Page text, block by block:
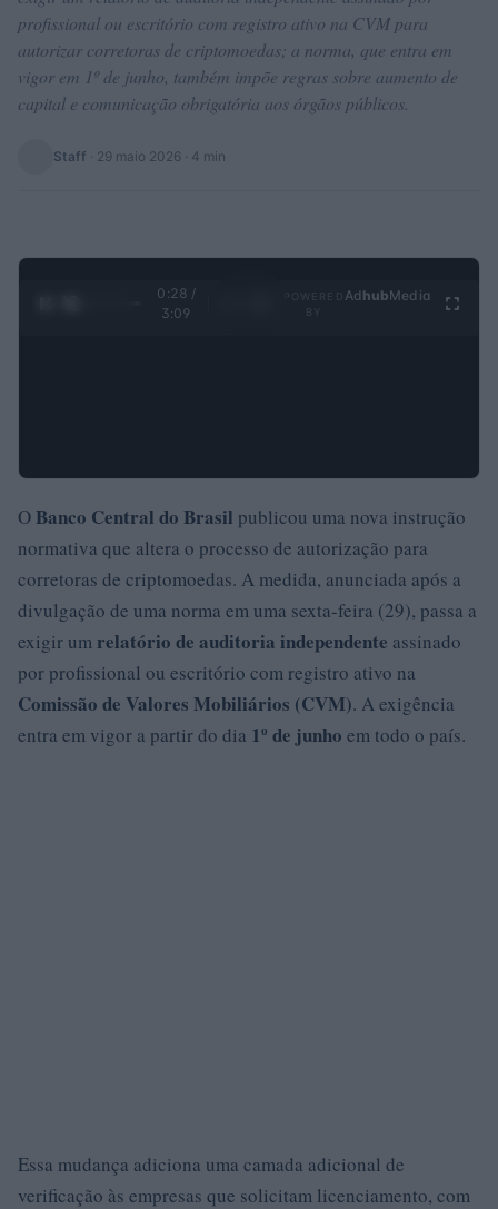
profissional ou escritório com registro ativo na CVM para
autorizar corretoras de criptomoedas; a norma, que entra em
vigor em 1º de junho, também impõe regras sobre aumento de
capital e comunicação obrigatória aos órgãos públicos.
Staff · 29 maio 2026 · 4 min
0:29 /
3:09
Ad hubMedia
O Banco Central do Brasil publicou uma nova instrução
normativa que altera o processo de autorização para
corretoras de criptomoedas. A medida, anunciada após a
divulgação de uma norma em uma sexta-feira (29), passa a
exigir um relatório de auditoria independente assinado
por profissional ou escritório com registro ativo na
Comissão de Valores Mobiliários (CVM). A exigência
entra em vigor a partir do dia 1º de junho em todo o país.
Essa mudança adiciona uma camada adicional de
verificação às empresas que solicitam licenciamento, com